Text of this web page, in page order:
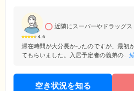
4.4
近隣にスーパーやドラッグス
滞在時間が大分長かったのですが、最初
てもらいました。入居予定者の義弟の...
空き状況を知る